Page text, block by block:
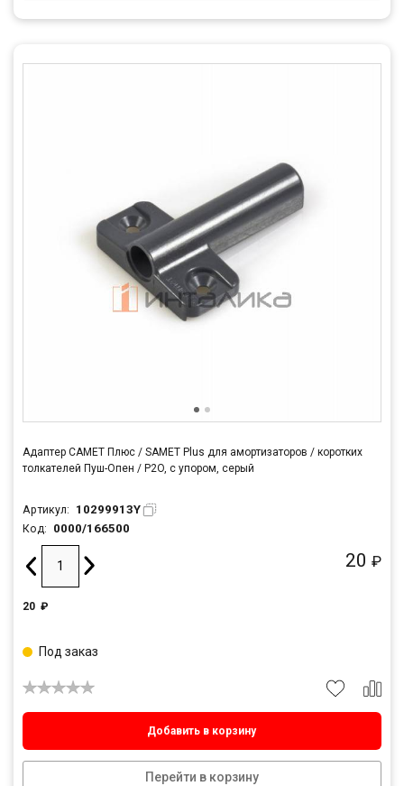
Адаптер САМЕТ Плюс / SAMET Plus для амортизаторов / коротких
толкателей Пуш-Опен / P2O, c упором, серый
Артикул: 10299913Y
Код: 0000/166500
20 ₽
20 ₽
Добавить в корзину
Перейти в корзину
Под заказ